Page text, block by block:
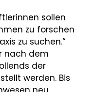
sollen
zu forschen
zu suchen.“
nach dem
der
werden. Bis